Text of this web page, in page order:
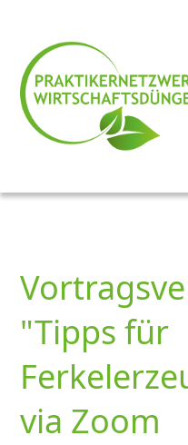
"Tipps für
via Zoom